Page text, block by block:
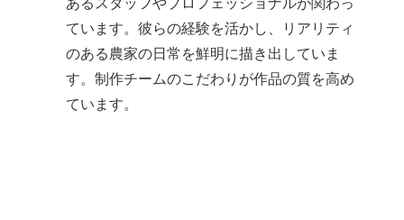
ています。彼らの経験を活かし、リアリティ
のある農家の日常を鮮明に描き出していま
す。制作チームのこだわりが作品の質を高め
ています。